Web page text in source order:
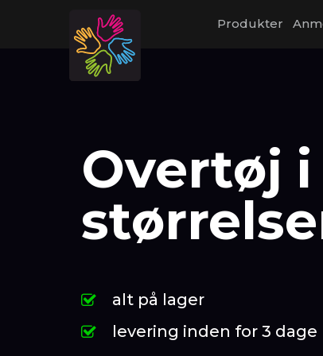
Produkter
Overtøj
alt på lager
levering inden for 3 dage